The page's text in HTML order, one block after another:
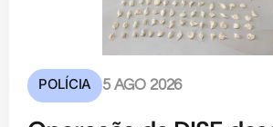
POLÍCIA 5 AGO 2026